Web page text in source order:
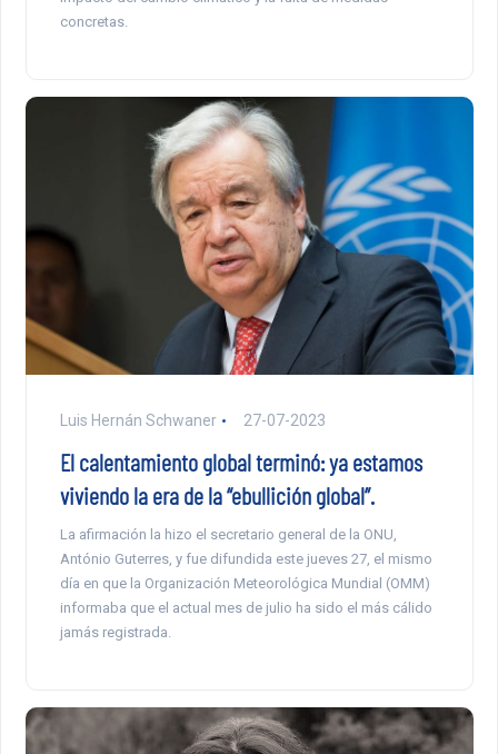
concretas.
Luis Hernán Schwaner 27-07-2023
El calentamiento global terminó: ya estamos
viviendo la era de la “ebullición global”.
La afirmación la hizo el secretario general de la ONU,
António Guterres, y fue difundida este jueves 27, el mismo
día en que la Organización Meteorológica Mundial (OMM)
informaba que el actual mes de julio ha sido el más cálido
jamás registrada.